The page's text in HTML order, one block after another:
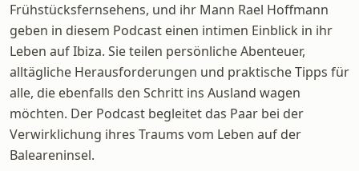
Frühstücksfernsehens, und ihr Mann Rael Hoffmann
geben in diesem Podcast einen intimen Einblick in ihr
Leben auf Ibiza. Sie teilen persönliche Abenteuer,
alltägliche Herausforderungen und praktische Tipps für
alle, die ebenfalls den Schritt ins Ausland wagen
möchten. Der Podcast begleitet das Paar bei der
Verwirklichung ihres Traums vom Leben auf der
Baleareninsel.